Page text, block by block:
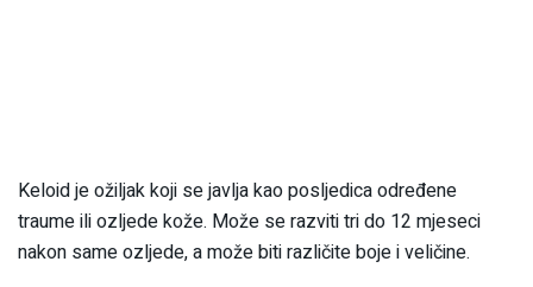
Keloid je ožiljak koji se javlja kao posljedica određene
traume ili ozljede kože. Može se razviti tri do 12 mjeseci
nakon same ozljede, a može biti različite boje i veličine.